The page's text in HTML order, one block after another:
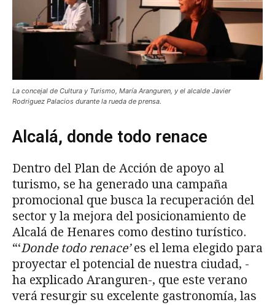
La concejal de Cultura y Turismo, María Aranguren, y el alcalde Javier
Rodriguez Palacios durante la rueda de prensa.
Alcalá, donde todo renace
Dentro del Plan de Acción de apoyo al
turismo, se ha generado una campaña
promocional que busca la recuperación del
sector y la mejora del posicionamiento de
Alcalá de Henares como destino turístico.
“‘Donde todo renace’es el lema elegido para
proyectar el potencial de nuestra ciudad, -
ha explicado Aranguren-, que este verano
verá resurgir su excelente gastronomía, las